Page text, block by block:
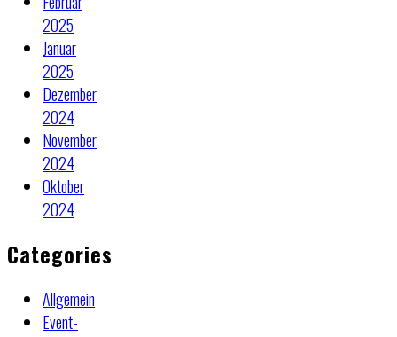
2025
Januar
2025
Dezember
2024
November
2024
Oktober
2024
Categories
Allgemein
Event-